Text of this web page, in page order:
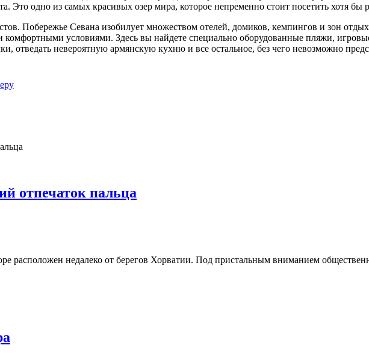
Это одно из самых красивых озер мира, которое непременно стоит посетить хотя бы
Побережье Севана изобилует множеством отелей, домиков, кемпингов и зон
условиями. Здесь вы найдете специально оборудованные пляжи,
отведать невероятную армянскую кухню и все остальное, без чего невозможно
отпечаток пальца
расположен недалеко от берегов Хорватии. Под пристальным вниманием